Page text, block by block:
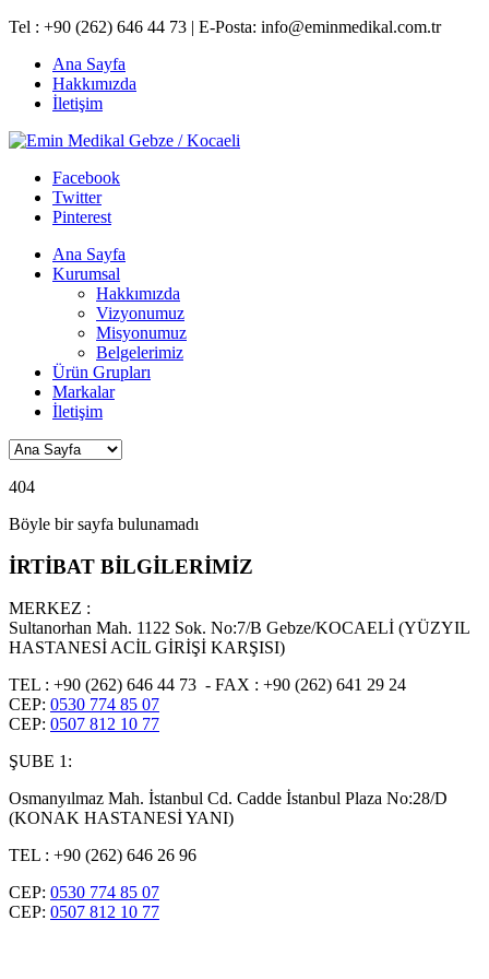
Tel : +90 (262) 646 44 73 | E-Posta: info@eminmedikal.com.tr
Ana Sayfa
Hakkımızda
İletişim
Facebook
Twitter
Pinterest
Ana Sayfa
Kurumsal
Hakkımızda
Vizyonumuz
Misyonumuz
Belgelerimiz
Ürün Grupları
Markalar
İletişim
404
Böyle bir sayfa bulunamadı
İRTİBAT BİLGİLERİMİZ
MERKEZ :
Sultanorhan Mah. 1122 Sok. No:7/B Gebze/KOCAELİ (YÜZYIL
HASTANESİ ACİL GİRİŞİ KARŞISI)
TEL : +90 (262) 646 44 73 - FAX : +90 (262) 641 29 24
CEP: 0530 774 85 07
CEP: 0507 812 10 77
ŞUBE 1:
Osmanyılmaz Mah. İstanbul Cd. Cadde İstanbul Plaza No:28/D
(KONAK HASTANESİ YANI)
TEL : +90 (262) 646 26 96
CEP: 0530 774 85 07
CEP: 0507 812 10 77